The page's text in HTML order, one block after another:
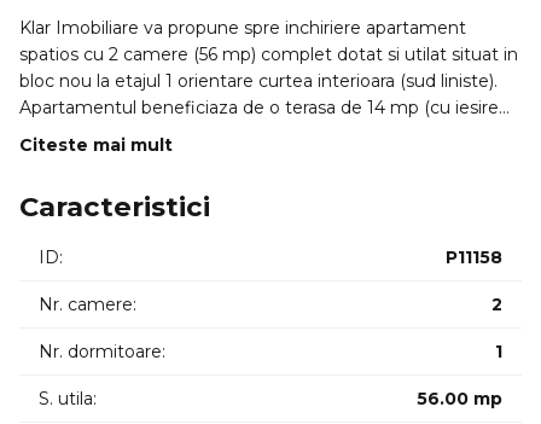
Klar Imobiliare va propune spre inchiriere apartament
spatios cu 2 camere (56 mp) complet dotat si utilat situat in
bloc nou la etajul 1 orientare curtea interioara (sud liniste).
Apartamentul beneficiaza de o terasa de 14 mp (cu iesire
din fiecare camera) oferind un ambient luminos si placut.
conditionat in fiecare camera (dormitor si living) -
rufe uscator de rufe masina de spalat vase robot aspirator
cuptor cu microunde - Mobilier personalizat incapator si
prize de incarcare wireless - parcare subterana (optional 80
COMPARTIMENTARE: - hol intrare + camera separata
Citeste mai mult
Caracteristici
ID: P11158
Nr. camere: 2
Nr. dormitoare: 1
S. utila: 56.00 mp